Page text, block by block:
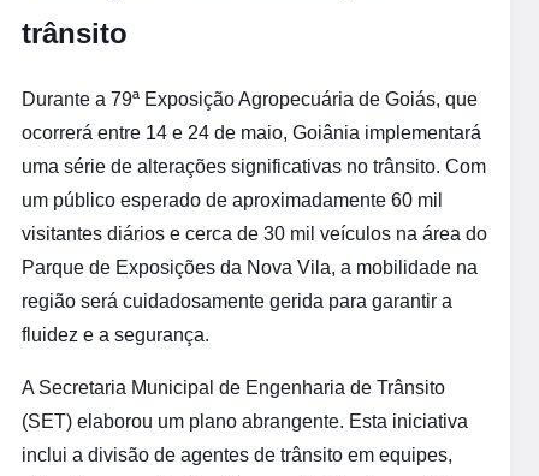
trânsito
Durante a 79ª Exposição Agropecuária de Goiás, que
ocorrerá entre 14 e 24 de maio, Goiânia implementará
uma série de alterações significativas no trânsito. Com
um público esperado de aproximadamente 60 mil
visitantes diários e cerca de 30 mil veículos na área do
Parque de Exposições da Nova Vila, a mobilidade na
região será cuidadosamente gerida para garantir a
fluidez e a segurança.
A Secretaria Municipal de Engenharia de Trânsito
(SET) elaborou um plano abrangente. Esta iniciativa
inclui a divisão de agentes de trânsito em equipes,